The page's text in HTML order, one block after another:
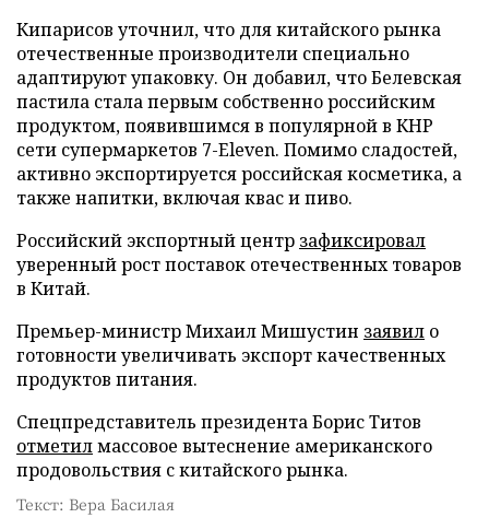
Кипарисов уточнил, что для китайского рынка
отечественные производители специально
адаптируют упаковку. Он добавил, что Белевская
пастила стала первым собственно российским
продуктом, появившимся в популярной в КНР
сети супермаркетов 7-Eleven. Помимо сладостей,
активно экспортируется российская косметика, а
также напитки, включая квас и пиво.
Российский экспортный центр зафиксировал
уверенный рост поставок отечественных товаров
в Китай.
Премьер-министр Михаил Мишустин заявил о
готовности увеличивать экспорт качественных
продуктов питания.
Спецпредставитель президента Борис Титов
отметилмассовое вытеснение американского
продовольствия с китайского рынка.
Текст: Вера Басилая